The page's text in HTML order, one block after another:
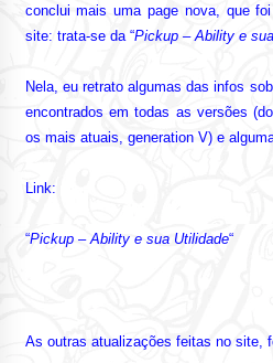
conclui mais uma page nova, que
site: trata-se da “Pickup – Ability e
Nela, eu retrato algumas das infos
encontrados em todas as versões
os mais atuais, generation V) e
Link:
“Pickup – Ability e sua Utilidade“
As outras atualizações feitas no site,